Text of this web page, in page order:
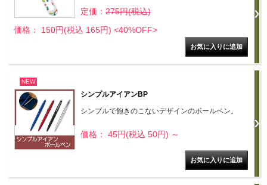
定価： 275円(税込)
価格： 150円(税込 165円) <40%OFF>
NEW
シンプルアイアンBP
シンプルで飽きのこないデザインのボールペン。
価格： 45円(税込 50円) ～